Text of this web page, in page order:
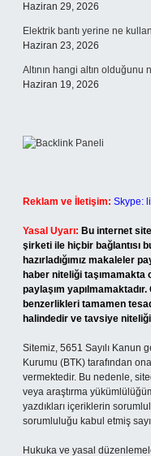
Haziran 29, 2026
Elektrik bantı yerine ne
Haziran 23, 2026
Altının hangi altın olduğunu
Haziran 19, 2026
Reklam ve İletişim: Skype:
Yasal Uyarı: Bu internet
şirketi ile hiçbir bağlantısı
hazırladığımız makaleler
haber niteliği
paylaşım
benzerlikleri tamamen
halindedir ve tavsiye
Sitemiz, 5651 Sayılı Kanun
Kurumu (BTK) tarafından
vermektedir. Bu nedenle,
veya araştırma
yazdıkları içeriklerin
sorumluluğu kabul etmiş
Hukuka ve yasal